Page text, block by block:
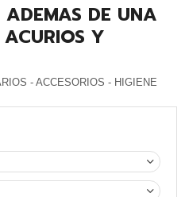
ADEMAS DE UNA
Y
- ACCESORIOS - HIGIENE